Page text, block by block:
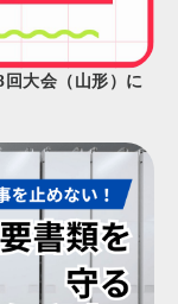
回大会（山形）に